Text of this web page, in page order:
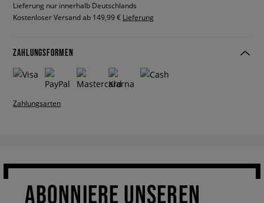
Lieferung nur innerhalb Deutschlands
Kostenloser Versand ab 149,99 € Lieferung
ZAHLUNGSFORMEN
Zahlungsarten
ABONNIERE UNSEREN